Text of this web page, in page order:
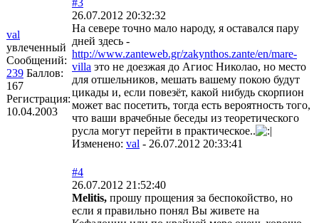
val
увлеченный
Сообщений:
239 Баллов:
167
Регистрация:
10.04.2003
26.07.2012 20:32:32
На севере точно мало народу, я оставался пару
дней здесь -
http://www.zanteweb.gr/zakynthos.zante/en/mare-
villa это не доезжая до Агиос Николао, но место
для отшельников, мешать вашему покою будут
цикады и, если повезёт, какой нибудь скорпион
может вас посетить, тогда есть вероятность того,
что ваши врачебные беседы из теоретического
русла могут перейти в практическое..
Изменено: val - 26.07.2012 20:33:41
#4
26.07.2012 21:52:40
Melitis, прошу прощения за беспокойство, но
если я правильно понял Вы живете на